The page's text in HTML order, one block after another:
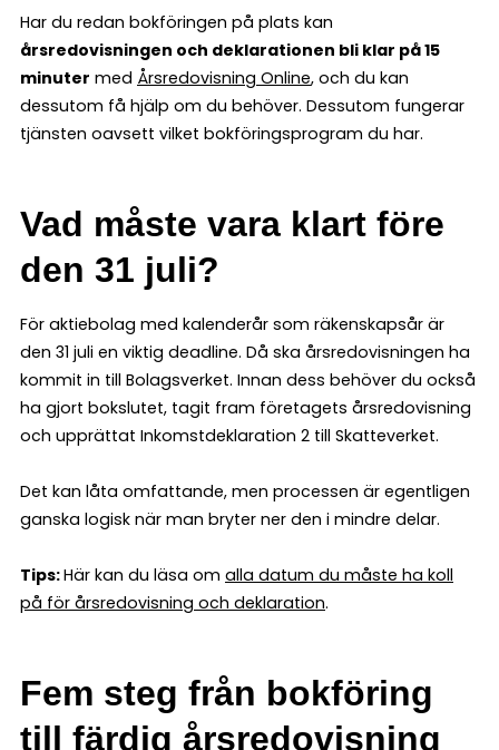
Har du redan bokföringen på plats kan
årsredovisningen och deklarationen bli klar på 15
minuter med Årsredovisning Online, och du kan
dessutom få hjälp om du behöver. Dessutom fungerar
tjänsten oavsett vilket bokföringsprogram du har.
Vad måste vara klart före
den 31 juli?
För aktiebolag med kalenderår som räkenskapsår är
den 31 juli en viktig deadline. Då ska årsredovisningen ha
kommit in till Bolagsverket. Innan dess behöver du också
ha gjort bokslutet, tagit fram företagets årsredovisning
och upprättat Inkomstdeklaration 2 till Skatteverket.
Det kan låta omfattande, men processen är egentligen
ganska logisk när man bryter ner den i mindre delar.
Tips:Här kan du läsa om alla datum du måste ha koll
på för årsredovisning och deklaration.
Fem steg från bokföring
till färdig årsredovisning